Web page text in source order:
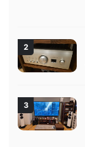
2
3